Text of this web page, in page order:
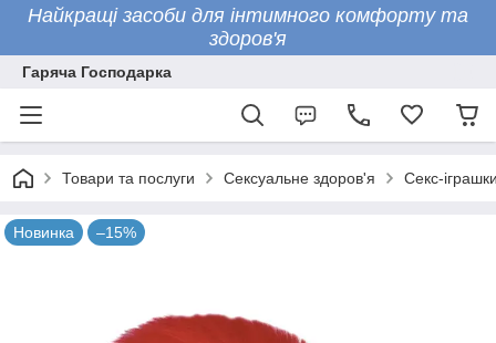
Найкращі засоби для інтимного комфорту та
здоров'я
Гаряча Господарка
Товари та послуги Сексуальне здоров'я Секс-
Новинка –15%